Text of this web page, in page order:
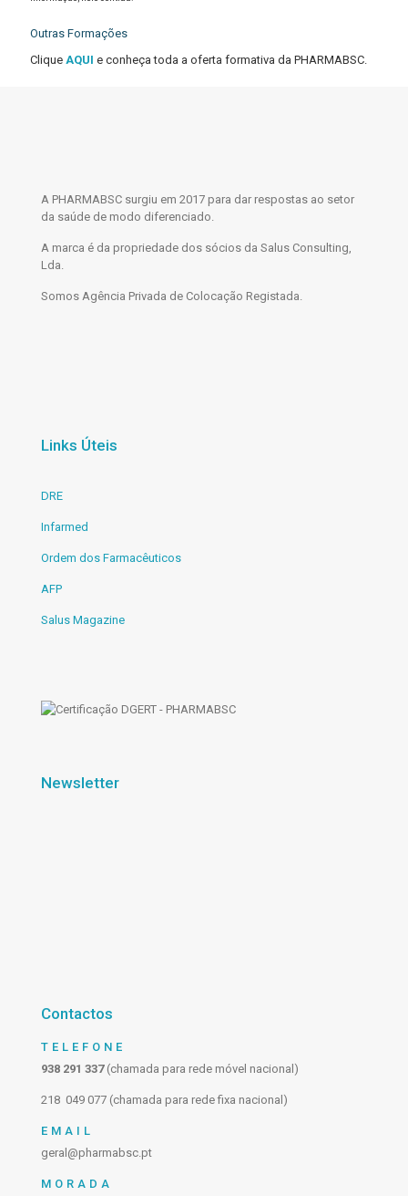
Outras Formações
Clique AQUI e conheça toda a oferta formativa da PHARMABSC.
A PHARMABSC surgiu em 2017 para dar respostas ao setor
da saúde de modo diferenciado.
A marca é da propriedade dos sócios da Salus Consulting,
Lda.
Somos Agência Privada de Colocação Registada.
Links Úteis
DRE
Infarmed
Ordem dos Farmacêuticos
AFP
Salus Magazine
Newsletter
Contactos
TELEFONE
938 291 337(chamada para rede móvel nacional)
218 049 077 (chamada para rede fixa nacional)
EMAIL
geral@pharmabsc.pt
MORADA